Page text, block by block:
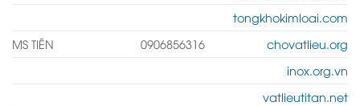
tongkhokimloai.com
MS TIÊN
0906856316
chovatlieu.org
inox.org.vn
vatlieutitan.net